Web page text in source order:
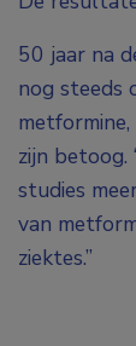
50 jaar na
nog steeds
zijn betoog.
studies
van
ziektes.”